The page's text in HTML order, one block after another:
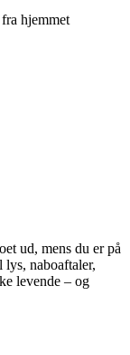
hjemmet
ud, mens du er på
naboaftaler,
levende – og